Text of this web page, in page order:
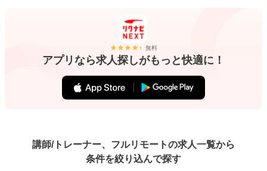
無料
アプリなら求人探しがもっと快適に！
講師/トレーナー、フルリモートの求人一覧から
条件を絞り込んで探す